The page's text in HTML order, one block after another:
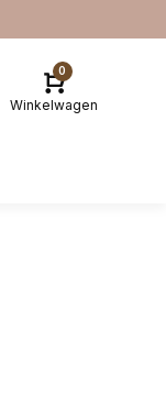
0
Winkelwagen